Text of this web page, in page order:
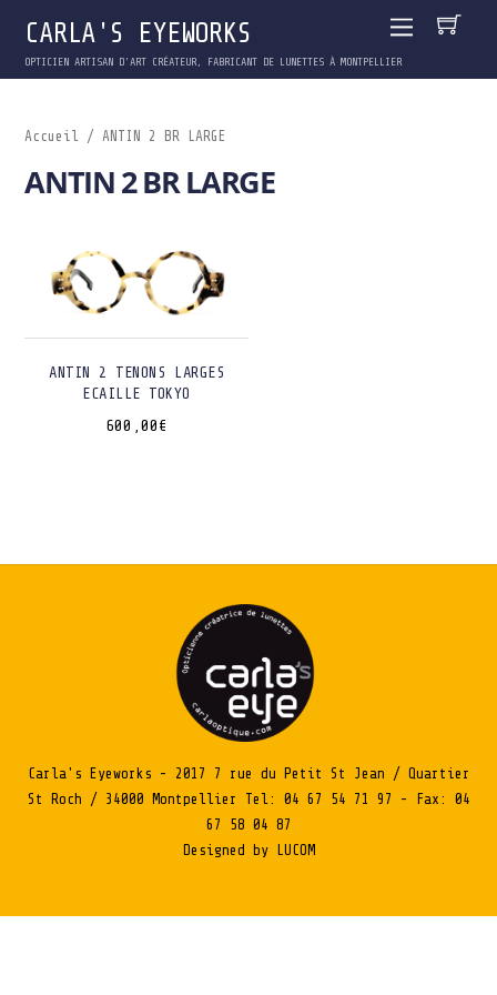
CARLA'S EYEWORKS
OPTICIEN ARTISAN D'ART CRÉATEUR, FABRICANT DE LUNETTES À MONTPELLIER
Accueil / ANTIN 2 BR LARGE
ANTIN 2 BR LARGE
ANTIN 2 TENONS LARGES
ECAILLE TOKYO
600,00 €
Carla's Eyeworks - 2017 7 rue du Petit St Jean / Quartier
St Roch / 34000 Montpellier Tel: 04 67 54 71 97 - Fax: 04
67 58 04 87
Designed by LUCOM